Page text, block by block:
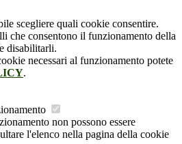
scegliere quali cookie consentire.
che consentono il funzionamento della
disabilitarli.
necessari al funzionamento potete
.
non possono essere
l'elenco nella pagina della cookie